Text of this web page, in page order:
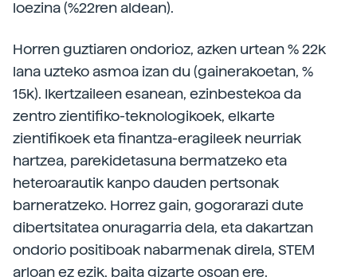
loezina (%22ren aldean).
Horren guztiaren ondorioz, azken urtean % 22k
lana uzteko asmoa izan du (gainerakoetan, %
15k). Ikertzaileen esanean, ezinbestekoa da
zentro zientifiko-teknologikoek, elkarte
zientifikoek eta finantza-eragileek neurriak
hartzea, parekidetasuna bermatzeko eta
heteroarautik kanpo dauden pertsonak
barneratzeko. Horrez gain, gogorarazi dute
dibertsitatea onuragarria dela, eta dakartzan
ondorio positiboak nabarmenak direla, STEM
arloan ez ezik, baita gizarte osoan ere.